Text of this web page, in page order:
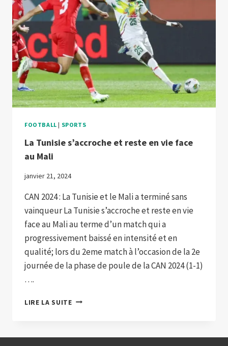
FOOTBALL | SPORTS
La Tunisie s’accroche et reste en vie face
au Mali
janvier 21, 2024
CAN 2024 : La Tunisie et le Mali a terminé sans
vainqueur La Tunisie s’accroche et reste en vie
face au Mali au terme d’un match qui a
progressivement baissé en intensité et en
qualité; lors du 2eme match à l’occasion de la 2e
journée de la phase de poule de la CAN 2024 (1-1)
….
LIRE LA SUITELA